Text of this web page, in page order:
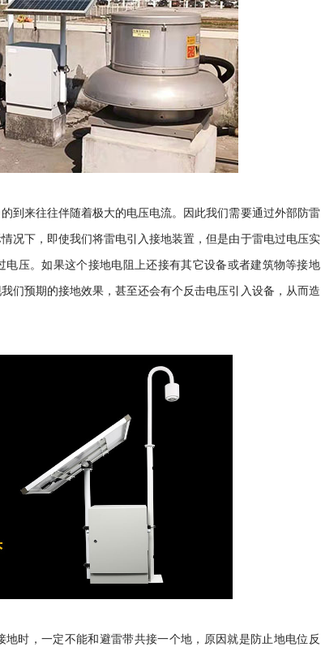
到来往往伴随着极大的电压电流。因此我们需要通过外部防雷
况下，即使我们将雷电引入接地装置，但是由于雷电过电压实
压。如果这个接地电阻上还接有其它设备或者建筑物等接地
们预期的接地效果，甚至还会有个反击电压引入设备，从而造
时，一定不能和避雷带共接一个地，原因就是防止地电位反